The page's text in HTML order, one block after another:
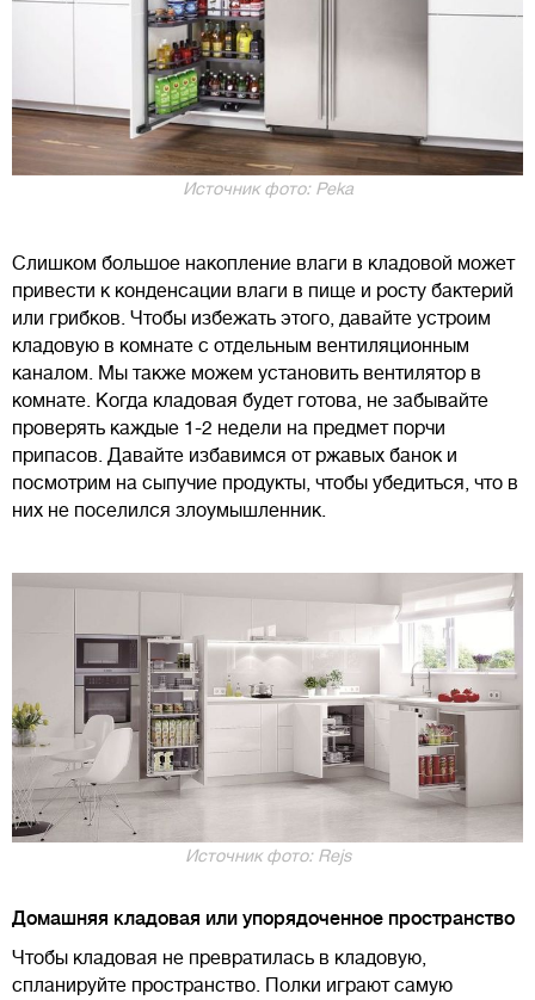
Источник фото: Peka
Слишком большое накопление влаги в кладовой может
привести к конденсации влаги в пище и росту бактерий
или грибков. Чтобы избежать этого, давайте устроим
кладовую в комнате с отдельным вентиляционным
каналом. Мы также можем установить вентилятор в
комнате. Когда кладовая будет готова, не забывайте
проверять каждые 1-2 недели на предмет порчи
припасов. Давайте избавимся от ржавых банок и
посмотрим на сыпучие продукты, чтобы убедиться, что в
них не поселился злоумышленник.
Источник фото: Rejs
Домашняя кладовая или упорядоченное пространство
Чтобы кладовая не превратилась в кладовую,
спланируйте пространство. Полки играют самую